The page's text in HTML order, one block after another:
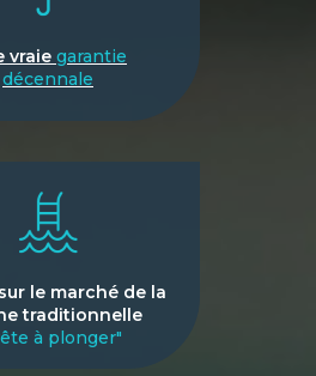
vraie garantie
décennale
le marché de la
traditionnelle
à plonger"